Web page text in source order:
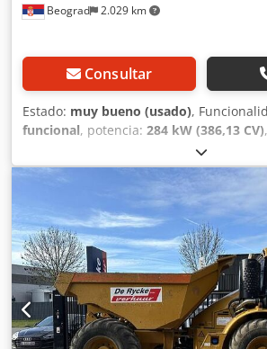
Beograd 2.029 km
Consultar
Estado: muy bueno (usado),
funcional, potencia: 284 kW (386,13 CV)
40.000 kg
2007, número de máquina/vehículo:
la máquina está completamente